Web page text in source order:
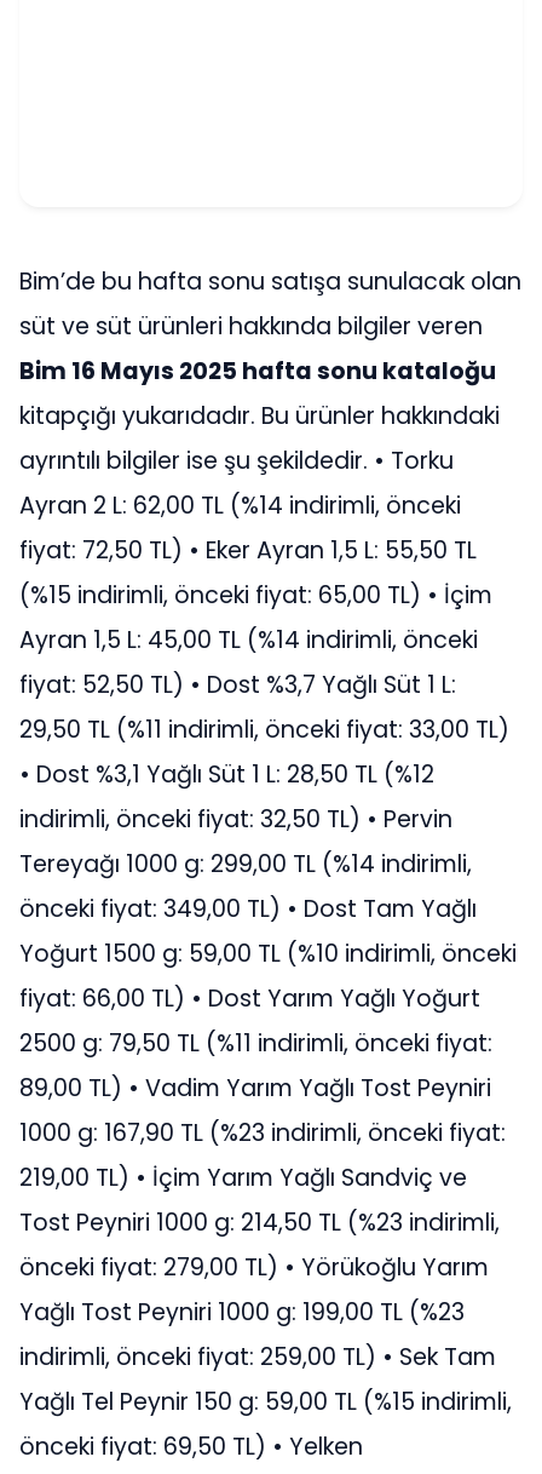
Bim’de bu hafta sonu satışa sunulacak olan
süt ve süt ürünleri hakkında bilgiler veren
Bim 16 Mayıs 2025 hafta sonu kataloğu
kitapçığı yukarıdadır. Bu ürünler hakkındaki
ayrıntılı bilgiler ise şu şekildedir. • Torku
Ayran 2 L: 62,00 TL (%14 indirimli, önceki
fiyat: 72,50 TL) • Eker Ayran 1,5 L: 55,50 TL
(%15 indirimli, önceki fiyat: 65,00 TL) • İçim
Ayran 1,5 L: 45,00 TL (%14 indirimli, önceki
fiyat: 52,50 TL) • Dost %3,7 Yağlı Süt 1 L:
29,50 TL (%11 indirimli, önceki fiyat: 33,00 TL)
• Dost %3,1 Yağlı Süt 1 L: 28,50 TL (%12
indirimli, önceki fiyat: 32,50 TL) • Pervin
Tereyağı 1000 g: 299,00 TL (%14 indirimli,
önceki fiyat: 349,00 TL) • Dost Tam Yağlı
Yoğurt 1500 g: 59,00 TL (%10 indirimli, önceki
fiyat: 66,00 TL) • Dost Yarım Yağlı Yoğurt
2500 g: 79,50 TL (%11 indirimli, önceki fiyat:
89,00 TL) • Vadim Yarım Yağlı Tost Peyniri
1000 g: 167,90 TL (%23 indirimli, önceki fiyat:
219,00 TL) • İçim Yarım Yağlı Sandviç ve
Tost Peyniri 1000 g: 214,50 TL (%23 indirimli,
önceki fiyat: 279,00 TL) • Yörükoğlu Yarım
Yağlı Tost Peyniri 1000 g: 199,00 TL (%23
indirimli, önceki fiyat: 259,00 TL) • Sek Tam
Yağlı Tel Peynir 150 g: 59,00 TL (%15 indirimli,
önceki fiyat: 69,50 TL) • Yelken